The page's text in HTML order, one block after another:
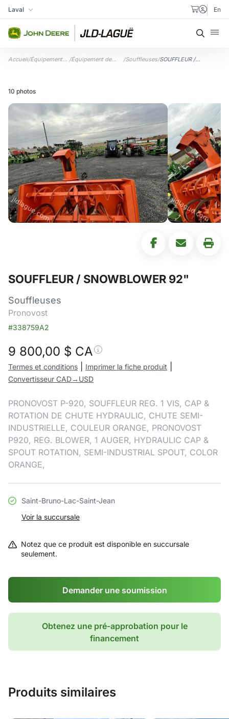
Aller au contenu
Ma succursale
Laval En
Accueil/Équipements /Équipement de
/Souffleuses/SOUFFLEUR /
10 photos
SOUFFLEUR / SNOWBLOWER 92"
Souffleuses
Pronovost
#338759A2
9 800,00 $ CA
Termes et conditions Imprimer la fiche produit
Convertisseur CAD→USD
PRONOVOST P-920, SOUFFLEUR REG. 1 VIS, CAP &
ROTATION DE CHUTE HYDRAULIC, CHUTE SEMI-
INDUSTRIELLE, COULEUR ORANGE, PRONOVOST
P920, REG. BLOWER, 1 AUGER, HYDRAULIC CAP &
SPOUT ROTATION, SEMI-INDUSTRIAL SPOUT, COLOR
ORANGE,
Saint-Bruno-Lac-Saint-Jean
Voir la succursale
Notez que ce produit est disponible en succursale
seulement.
Demander une soumission
Obtenez une pré-approbation pour le
financement
Produits similaires